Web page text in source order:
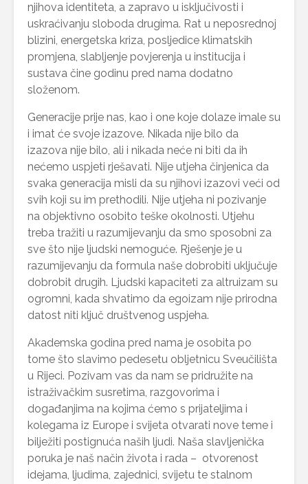
njihova identiteta, a zapravo u isključivosti i
uskraćivanju sloboda drugima. Rat u neposrednoj
blizini, energetska kriza, posljedice klimatskih
promjena, slabljenje povjerenja u institucija i
sustava čine godinu pred nama dodatno
složenom.
Generacije prije nas, kao i one koje dolaze imale su
i imat će svoje izazove. Nikada nije bilo da
izazova nije bilo, ali i nikada neće ni biti da ih
nećemo uspjeti rješavati. Nije utjeha činjenica da
svaka generacija misli da su njihovi izazovi veći od
svih koji su im prethodili. Nije utjeha ni pozivanje
na objektivno osobito teške okolnosti. Utjehu
treba tražiti u razumijevanju da smo sposobni za
sve što nije ljudski nemoguće. Rješenje je u
razumijevanju da formula naše dobrobiti uključuje
dobrobit drugih. Ljudski kapaciteti za altruizam su
ogromni, kada shvatimo da egoizam nije prirodna
datost niti ključ društvenog uspjeha.
Akademska godina pred nama je osobita po
tome što slavimo pedesetu obljetnicu Sveučilišta
u Rijeci. Pozivam vas da nam se pridružite na
istraživačkim susretima, razgovorima i
događanjima na kojima ćemo s prijateljima i
kolegama iz Europe i svijeta otvarati nove teme i
bilježiti postignuća naših ljudi. Naša slavljenička
poruka je naš način života i rada – otvorenost
idejama, ljudima, zajednici, svijetu te stalnom